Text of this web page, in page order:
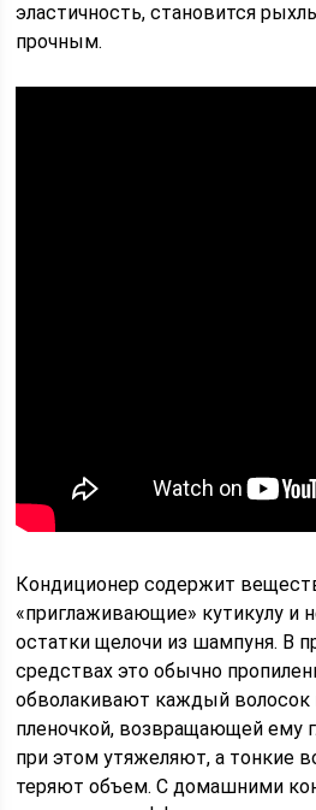
эластичность, становится
прочным.
Кондиционер содержит
«приглаживающие» кутикулу и
остатки щелочи из шампуня. В
средствах это обычно
обволакивают каждый волосок
пленочкой, возвращающей ему
при этом утяжеляют, а тонкие
теряют объем. С домашними